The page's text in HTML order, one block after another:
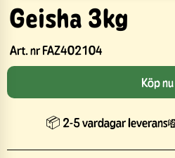
Geisha 3kg
Art. nrFAZ402104
Köp nu
📦 2-5 vardagar leverans